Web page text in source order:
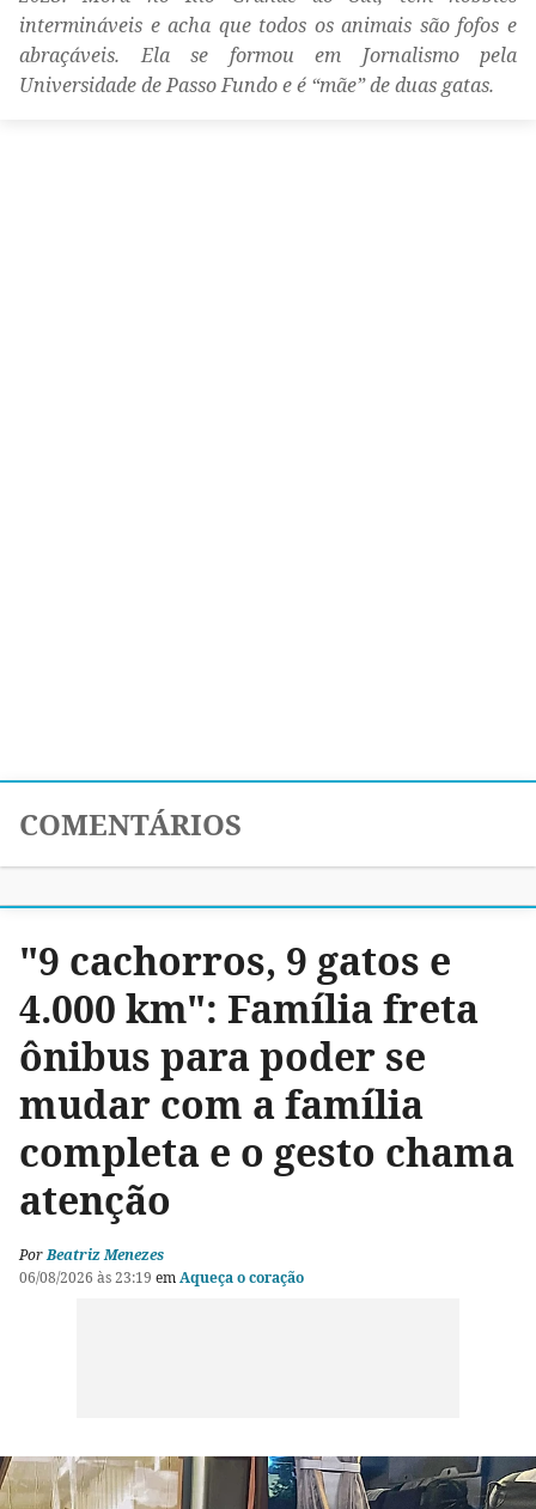
intermináveis e acha que todos os animais são fofos e
abraçáveis. Ela se formou em Jornalismo pela
Universidade de Passo Fundo e é “mãe” de duas gatas.
COMENTÁRIOS